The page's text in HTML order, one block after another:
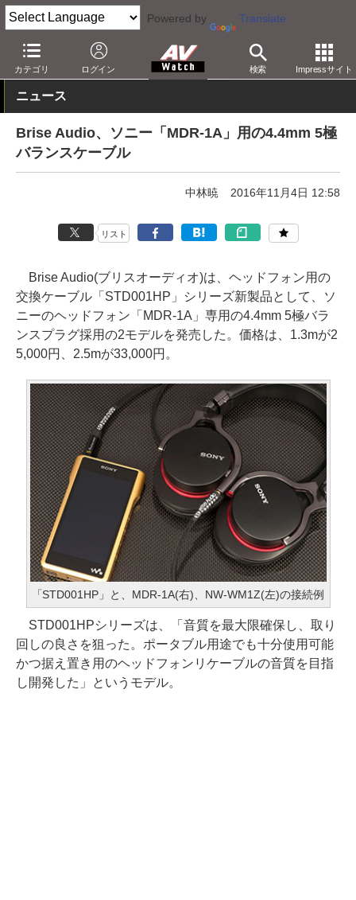
Powered by Translate
カテゴリ ログイン 検索 Impressサイト
AV Watch 製品 オーディオアクセサリ
ニュース
Brise Audio、ソニー「MDR-1A」用の4.4mm 5極
バランスケーブル
中林暁 2016年11月4日 12:58
リスト
Brise Audio(ブリスオーディオ)は、ヘッドフォン用の
交換ケーブル「STD001HP」シリーズ新製品として、ソ
ニーのヘッドフォン「MDR-1A」専用の4.4mm 5極バラ
ンスプラグ採用の2モデルを発売した。価格は、1.3mが2
5,000円、2.5mが33,000円。
「STD001HP」と、MDR-1A(右)、NW-WM1Z(左)の接続例
STD001HPシリーズは、「音質を最大限確保し、取り
回しの良さを狙った。ポータブル用途でも十分使用可能
かつ据え置き用のヘッドフォンリケーブルの音質を目指
し開発した」というモデル。